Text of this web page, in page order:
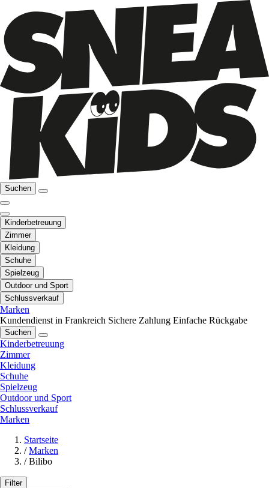
Suchen
Kinderbetreuung
Zimmer
Kleidung
Schuhe
Spielzeug
Outdoor und Sport
Schlussverkauf
Marken
Kundendienst in Frankreich Sichere Zahlung Einfache Rückgabe
Suchen
Kinderbetreuung
Zimmer
Kleidung
Schuhe
Spielzeug
Outdoor und Sport
Schlussverkauf
Marken
Startseite
/ Marken
/ Bilibo
Filter